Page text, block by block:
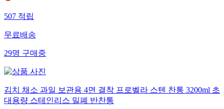
507적립
무료배송
29명구매중
김치 채소 과일 보관용 4면 결착 프로벨라 스텐 찬통 3200ml 초
대용량 스테인리스 밀폐 반찬통